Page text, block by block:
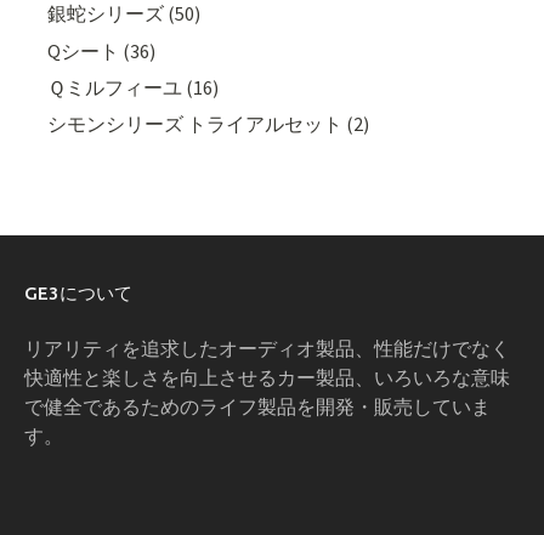
銀蛇シリーズ (50)
Qシート (36)
Ｑミルフィーユ (16)
シモンシリーズ トライアルセット (2)
GE3について
リアリティを追求したオーディオ製品、性能だけでなく
快適性と楽しさを向上させるカー製品、いろいろな意味
で健全であるためのライフ製品を開発・販売していま
す。